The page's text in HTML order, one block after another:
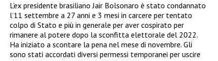
L’ex presidente brasiliano Jair Bolsonaro è stato condannato
l’11 settembre a 27 anni e 3 mesi in carcere per tentato
colpo di Stato e più in generale per aver cospirato per
rimanere al potere dopo la sconfitta elettorale del 2022.
Ha iniziato a scontare la pena nel mese di novembre. Gli
sono stati accordati diversi permessi temporanei per uscire